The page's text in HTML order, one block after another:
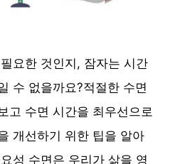
요한 것인지, 잠자는 시간
수 없을까요?적절한 수면
고 수면 시간을 최우선으로
개선하기 위한 팁을 알아
성 수면은 우리가 삶을 영